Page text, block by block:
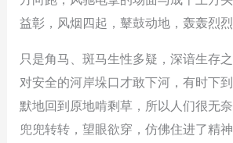
益彰，风烟四起，鼙鼓动地，轰轰烈烈
只是角马、斑马生性多疑，深谙生存
对安全的河岸垛口才敢下河，有时下
默地回到原地啃剩草，所以人们很无
兜兜转转，望眼欲穿，仿佛住进了精